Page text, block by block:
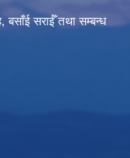
बसाँई सराईँ तथा सम्बन्ध